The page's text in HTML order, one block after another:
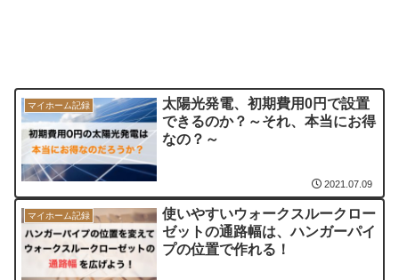
マイホーム記録
太陽光発電、初期費用0円で設置
できるのか？～それ、本当にお得
なの？～
2021.07.09
マイホーム記録
使いやすいウォークスルークロー
ゼットの通路幅は、ハンガーパイ
プの位置で作れる！